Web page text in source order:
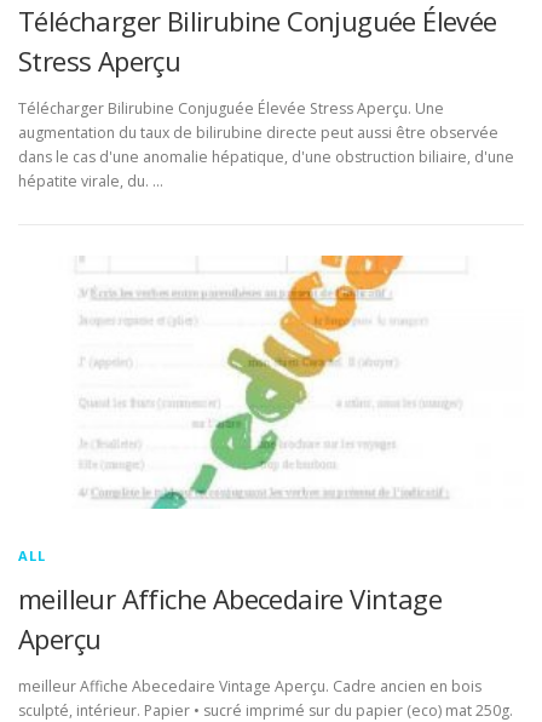
Télécharger Bilirubine Conjuguée Élevée
Stress Aperçu
Télécharger Bilirubine Conjuguée Élevée Stress Aperçu. Une
augmentation du taux de bilirubine directe peut aussi être observée
dans le cas d'une anomalie hépatique, d'une obstruction biliaire, d'une
hépatite virale, du. …
ALL
meilleur Affiche Abecedaire Vintage
Aperçu
meilleur Affiche Abecedaire Vintage Aperçu. Cadre ancien en bois
sculpté, intérieur. Papier • sucré imprimé sur du papier (eco) mat 250g.